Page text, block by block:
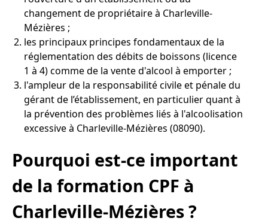
changement de propriétaire à Charleville-
Mézières ;
les principaux principes fondamentaux de la
réglementation des débits de boissons (licence
1 à 4) comme de la vente d'alcool à emporter ;
l'ampleur de la responsabilité civile et pénale du
gérant de l’établissement, en particulier quant à
la prévention des problèmes liés à l'alcoolisation
excessive à Charleville-Mézières (08090).
Pourquoi est-ce important
de la formation CPF à
Charleville-Mézières ?